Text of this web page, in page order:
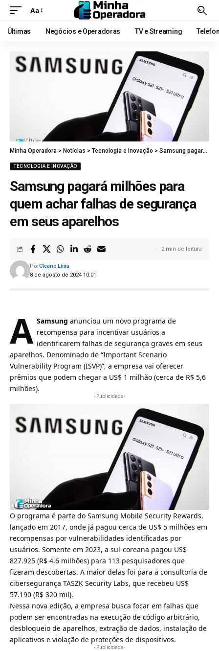
Aa
Últimas Negócios e Operadoras TV e Streaming
Minha Operadora > Notícias > Tecnologia e Inovação > Samsung pagará milhões para quem achar falhas de segurança em seus aparelhos
TECNOLOGIA E INOVAÇÃO
Samsung pagará milhões para
quem achar falhas de segurança
em seus aparelhos
8 de agosto de 2024 10:01
PorCleane Lima
2 min de leitura
A Samsung anunciou um novo programa de
recompensa para incentivar usuários a
identificarem falhas de segurança graves em seus
aparelhos. Denominado de “Important Scenario
Vulnerability Program (ISVP)”, a empresa vai oferecer
prêmios que podem chegar a US$ 1 milhão (cerca de R$ 5,6
milhões).
- Publicidade -
O programa é parte do Samsung Mobile Security Rewards,
lançado em 2017, onde já pagou cerca de US$ 5 milhões em
recompensas por vulnerabilidades identificadas por
usuários. Somente em 2023, a sul-coreana pagou US$
827.925 (R$ 4,6 milhões) para 113 pesquisadores que
fizeram descobertas. A maior delas foi para a consultoria de
cibersegurança TASZK Security Labs, que recebeu US$
57.190 (R$ 320 mil).
Nessa nova edição, a empresa busca focar em falhas que
podem ser encontradas na execução de código arbitrário,
desbloqueio de aparelhos, extração de dados, instalação de
aplicativos e violação de proteções de dispositivos.
- Publicidade -